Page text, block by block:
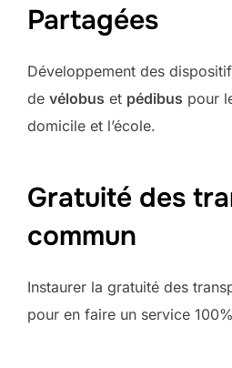
Partagées
Développement des
de vélobus et pédibus pour
domicile et l’école.
Gratuité des
commun
Instaurer la gratuité des
pour en faire un service